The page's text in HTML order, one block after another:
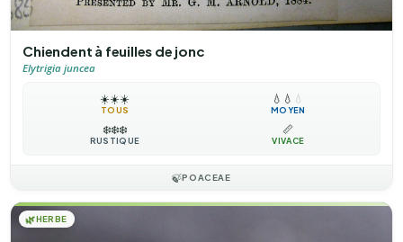
Chiendent à feuilles de jonc
Elytrigia juncea
☀️☀️☀️
TOUS
💧 💧 💧
MOYEN
❄️❄️❄️
RUSTIQUE
📏
VIVACE
🍃POACEAE
🌿HERBE